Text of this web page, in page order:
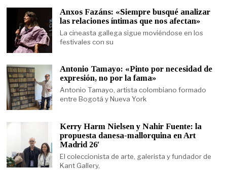
Anxos Fazáns: «Siempre busqué analizar
las relaciones íntimas que nos afectan»
La cineasta gallega sigue moviéndose en los
festivales con su
Antonio Tamayo: «Pinto por necesidad de
expresión, no por la fama»
Antonio Tamayo, artista colombiano formado
entre Bogotá y Nueva York
Kerry Harm Nielsen y Nahir Fuente: la
propuesta danesa-mallorquina en Art
Madrid 26′
El coleccionista de arte, galerista y fundador de
Kant Gallery,